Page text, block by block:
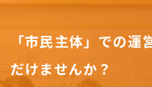
「市民主体」での
だけませんか？